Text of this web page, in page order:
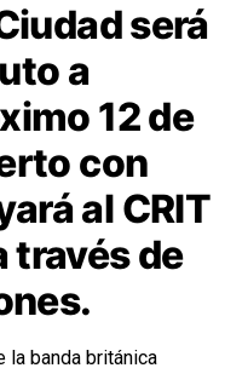
será
a
12 de
con
al CRIT
través de
la banda británica